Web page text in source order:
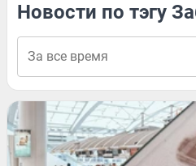
Новости по тэгу